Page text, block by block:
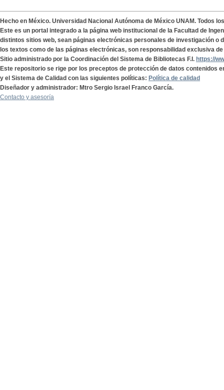
Hecho en México. Universidad Nacional Autónoma de México UNAM. Todos
Este es un portal integrado a la página web institucional de la Facultad de
distintos sitios web, sean páginas electrónicas personales de investigación o
los textos como de las páginas electrónicas, son responsabilidad exclusiva
Sitio administrado por la Coordinación del Sistema de Bibliotecas F.I. https://
Este repositorio se rige por los preceptos de protección de datos contenidos
y el Sistema de Calidad con las siguientes políticas: Política de calidad
Diseñador y administrador: Mtro Sergio Israel Franco García.
Contacto y asesoría